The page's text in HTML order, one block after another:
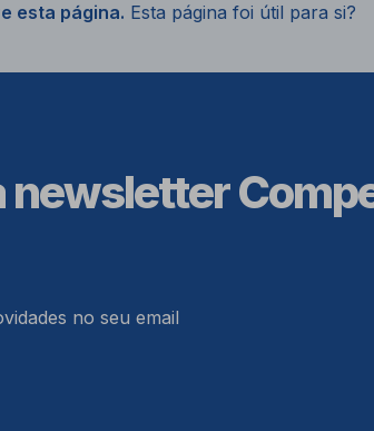
esta página. Esta página foi útil para si?
newsletter
no seu email